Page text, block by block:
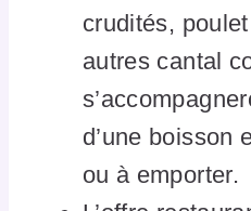
crudités,
autres cantal
d’une boisson
ou à emporter.